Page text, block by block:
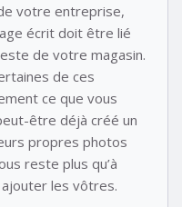
votre entreprise,
écrit doit être lié
de votre magasin.
de ces
ce que vous
être déjà créé un
propres photos
reste plus qu’à
les vôtres.